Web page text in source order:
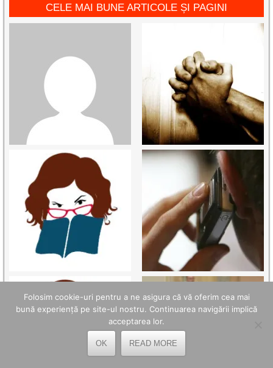
CELE MAI BUNE ARTICOLE ȘI PAGINI
Folosim cookie-uri pentru a ne asigura că vă oferim cea mai
bună experiență pe site-ul nostru. Continuarea navigării implică
acceptarea lor.
OK READ MORE